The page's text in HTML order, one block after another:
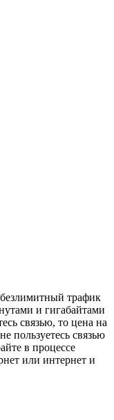
трафик
и гигабайтами
связью, то цена на
пользуетесь связью
в процессе
или интернет и